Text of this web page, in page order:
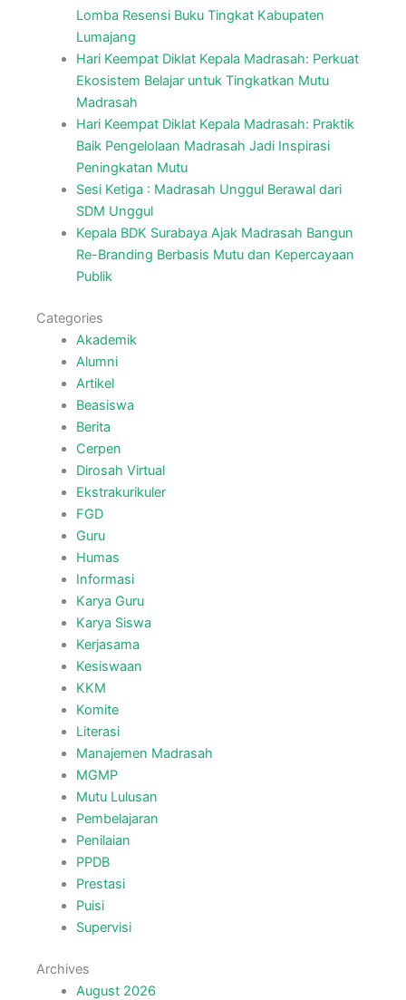
Lomba Resensi Buku Tingkat Kabupaten
Lumajang
Hari Keempat Diklat Kepala Madrasah: Perkuat
Ekosistem Belajar untuk Tingkatkan Mutu
Madrasah
Hari Keempat Diklat Kepala Madrasah: Praktik
Baik Pengelolaan Madrasah Jadi Inspirasi
Peningkatan Mutu
Sesi Ketiga : Madrasah Unggul Berawal dari
SDM Unggul
Kepala BDK Surabaya Ajak Madrasah Bangun
Re-Branding Berbasis Mutu dan Kepercayaan
Publik
Categories
Akademik
Alumni
Artikel
Beasiswa
Berita
Cerpen
Dirosah Virtual
Ekstrakurikuler
FGD
Guru
Humas
Informasi
Karya Guru
Karya Siswa
Kerjasama
Kesiswaan
KKM
Komite
Literasi
Manajemen Madrasah
MGMP
Mutu Lulusan
Pembelajaran
Penilaian
PPDB
Prestasi
Puisi
Supervisi
Archives
August 2026